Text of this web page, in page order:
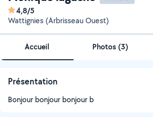
4,8/5
Wattignies (Arbrisseau Ouest)
Accueil Photos (3)
Présentation
Bonjour bonjour bonjour b